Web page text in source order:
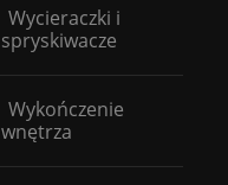
Wycieraczki i
spryskiwacze
Wykończenie
wnętrza